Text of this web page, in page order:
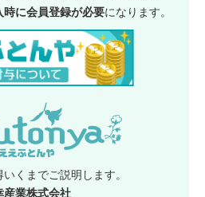
時に会員登録が必要になります。
くまでご説明します。
産業株式会社